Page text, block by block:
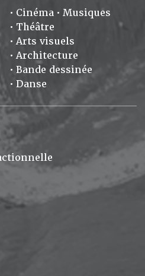
Cinéma
Musiques
Théâtre
Arts visuels
Architecture
Bande dessinée
Danse